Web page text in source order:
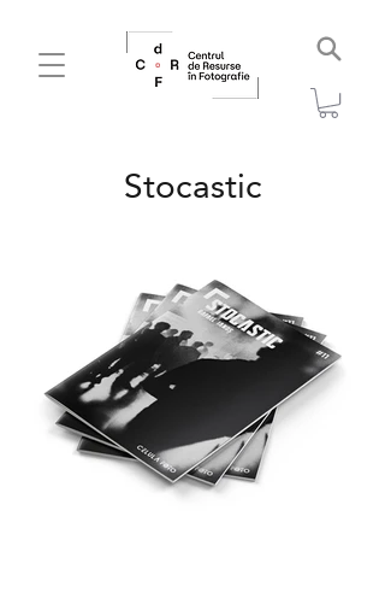
Stocastic